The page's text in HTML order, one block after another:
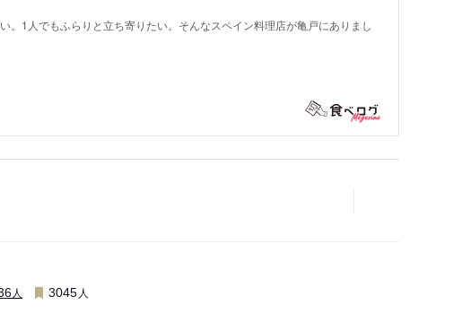
。1人でもふらりと立ち寄りたい。そんなスペイン料理店が亀戸にありまし
人 3045 人